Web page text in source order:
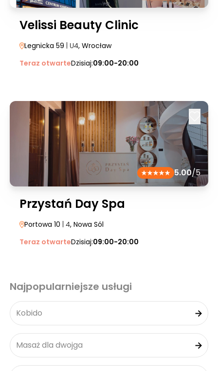
Velissi Beauty Clinic
Legnicka 59 | U4, Wrocław
Teraz otwarteDzisiaj:09:00-20:00
5.00/5
Przystań Day Spa
Portowa 10 | 4, Nowa Sól
Teraz otwarteDzisiaj:09:00-20:00
Najpopularniejsze usługi
Kobido
Masaż dla dwojga